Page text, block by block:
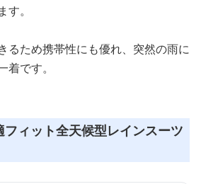
。
るため携帯性にも優れ、突然の雨に
着です。
フィット全天候型レインスーツ